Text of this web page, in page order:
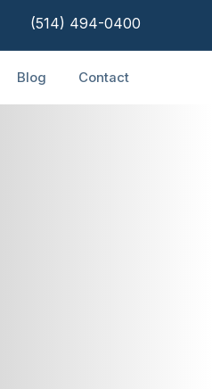
(514) 494-0400
Blog Contact